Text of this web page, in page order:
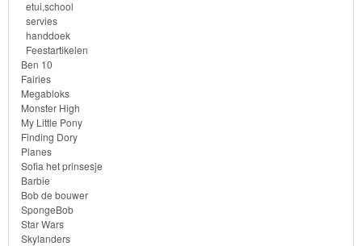
lamp
klok
wekker
etui,school
servies
handdoek
Feestartikelen
etui,school
servies
handdoek
Feestartikelen
Ben 10
Fairies
Megabloks
Monster High
My Little Pony
Finding Dory
Planes
Sofia het prinsesje
Barbie
Bob de bouwer
SpongeBob
Star Wars
Skylanders